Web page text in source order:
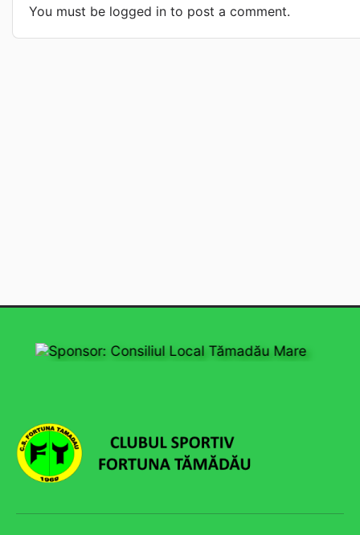
You must be logged in to post a comment.
Sponsor: Consiliul Local Tămadău Mare